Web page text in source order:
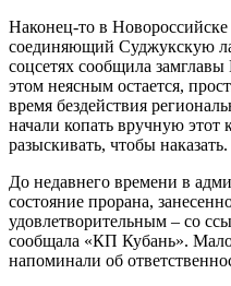
Наконец-то в
соединяющий Суджукскую
соцсетях сообщила
этом неясным остается,
время бездействия
начали копать вручную этот
разыскивать, чтобы наказать.
До недавнего времени в
состояние прорана,
удовлетворительным – со
сообщала «КП Кубань».
напоминали об